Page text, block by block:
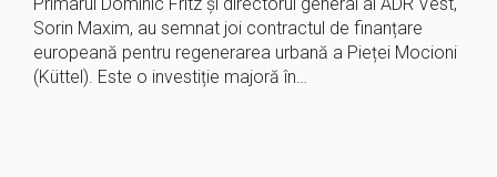
Sorin Maxim, au semnat joi contractul de finanțare
europeană pentru regenerarea urbană a Pieței Mocioni
(Küttel). Este o investiție majoră în…